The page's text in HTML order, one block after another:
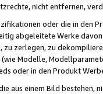
nicht entfernen,
oder die in
abgeleitete Werke
zerlegen, zu
Modelle,
oder in den Produkt
aus einem Bild bestehen,